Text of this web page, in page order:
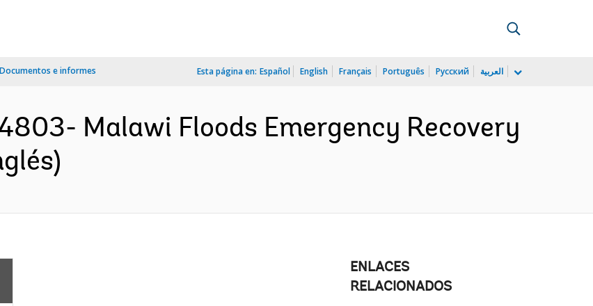
Documentos e informes Esta página en: Español English Français Português Русский العربية
Malawi Floods Emergency Recovery
ENLACES
RELACIONADOS